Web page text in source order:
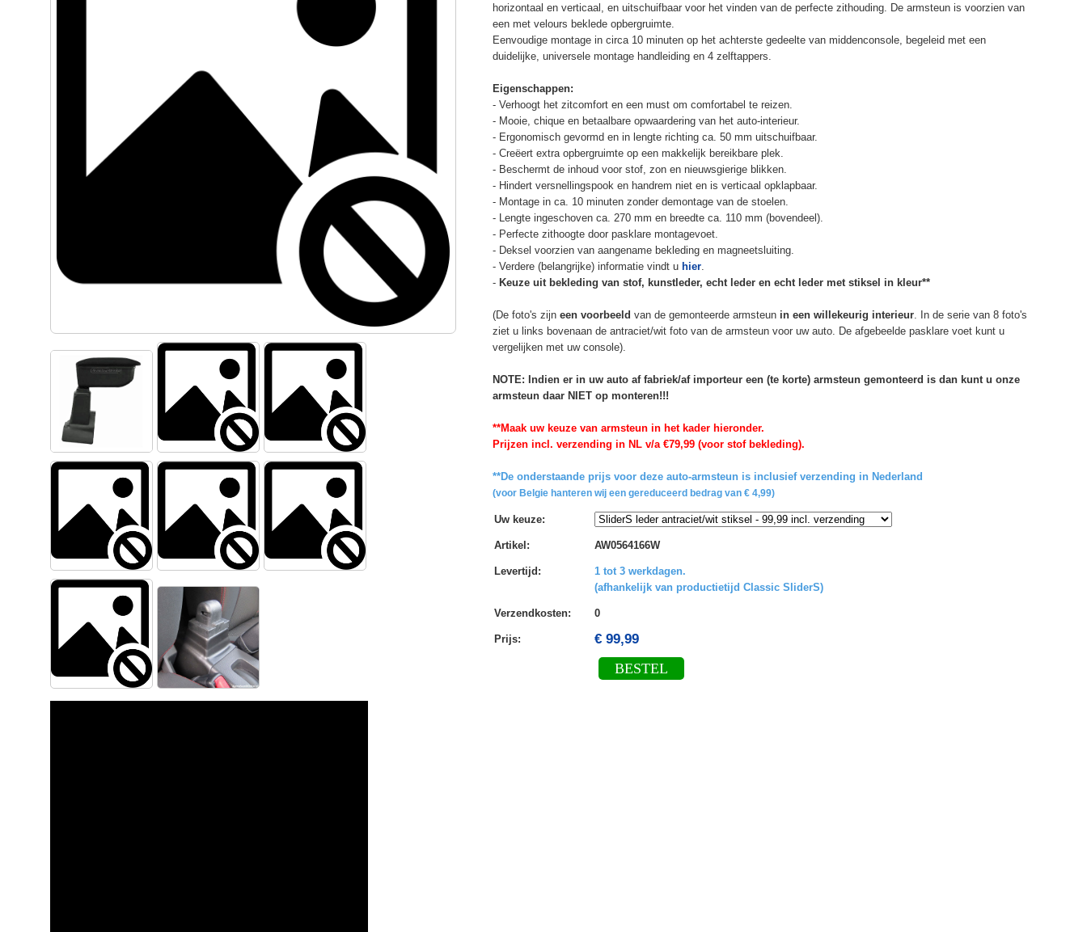
horizontaal en verticaal, en uitschuifbaar voor het vinden van de perfecte zithouding. De armsteun is voorzien van
een met velours beklede opbergruimte.
Eenvoudige montage in circa 10 minuten op het achterste gedeelte van middenconsole, begeleid met een
duidelijke, universele montage handleiding en 4 zelftappers.
Eigenschappen:
- Verhoogt het zitcomfort en een must om comfortabel te reizen.
- Mooie, chique en betaalbare opwaardering van het auto-interieur.
- Ergonomisch gevormd en in lengte richting ca. 50 mm uitschuifbaar.
- Creëert extra opbergruimte op een makkelijk bereikbare plek.
- Beschermt de inhoud voor stof, zon en nieuwsgierige blikken.
- Hindert versnellingspook en handrem niet en is verticaal opklapbaar.
- Montage in ca. 10 minuten zonder demontage van de stoelen.
- Lengte ingeschoven ca. 270 mm en breedte ca. 110 mm (bovendeel).
- Perfecte zithoogte door pasklare montagevoet.
- Deksel voorzien van aangename bekleding en magneetsluiting.
- Verdere (belangrijke) informatie vindt u hier.
- Keuze uit bekleding van stof, kunstleder, echt leder en echt leder met stiksel in kleur**
(De foto's zijn een voorbeeld van de gemonteerde armsteun in een willekeurig interieur. In de serie van 8 foto's
ziet u links bovenaan de antraciet/wit foto van de armsteun voor uw auto. De afgebeelde pasklare voet kunt u
vergelijken met uw console).
NOTE: Indien er in uw auto af fabriek/af importeur een (te korte) armsteun gemonteerd is dan kunt u onze
armsteun daar NIET op monteren!!!
**Maak uw keuze van armsteun in het kader hieronder.
Prijzen incl. verzending in NL v/a €79,99 (voor stof bekleding).
**De onderstaande prijs voor deze auto-armsteun is inclusief verzending in Nederland
(voor Belgie hanteren wij een gereduceerd bedrag van € 4,99)
Uw keuze:
Artikel : AW0564166W
Levertijd :
1 tot 3 werkdagen.
(afhankelijk van productietijd Classic SliderS)
Verzendkosten: 0
Prijs: € 99,99
BESTEL